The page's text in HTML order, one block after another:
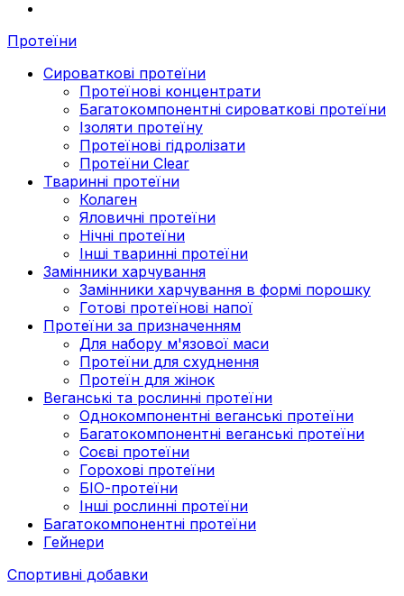
Протеїни
Сироваткові протеїни
Протеїнові концентрати
Багатокомпонентні сироваткові протеїни
Ізоляти протеїну
Протеїнові гідролізати
Протеїни Clear
Тваринні протеїни
Колаген
Яловичні протеїни
Нічні протеїни
Інші тваринні протеїни
Замінники харчування
Замінники харчування в формі порошку
Готові протеїнові напої
Протеїни за призначенням
Для набору м'язової маси
Протеїни для схуднення
Протеїн для жінок
Веганські та рослинні протеїни
Однокомпонентні веганські протеїни
Багатокомпонентні веганські протеїни
Cоєві протеїни
Горохові протеїни
БІО-протеїни
Інші рослинні протеїни
Багатокомпонентні протеїни
Гейнери
Спортивні добавки